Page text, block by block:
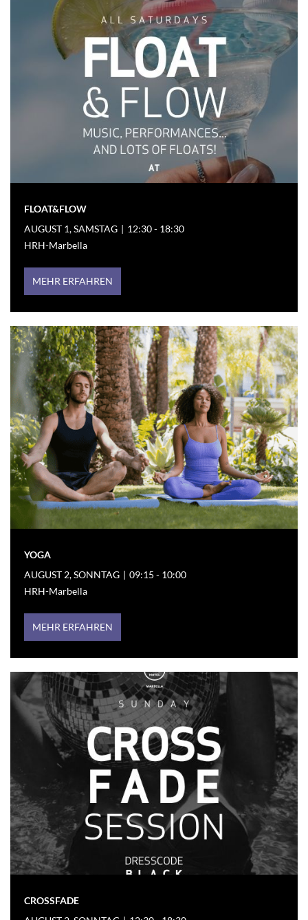
FLOAT&FLOW
AUGUST 1, SAMSTAG
12:30 - 18:30
HRH-Marbella
MEHR ERFAHREN
YOGA
AUGUST 2, SONNTAG
09:15 - 10:00
HRH-Marbella
MEHR ERFAHREN
CROSSFADE